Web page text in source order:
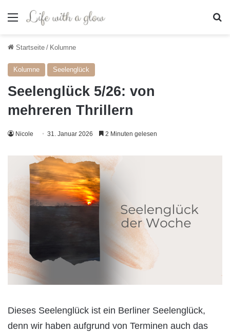
Menü
Startseite / Kolumne
Kolumne Seelenglück
Seelenglück 5/26: von
mehreren Thrillern
Nicole 31. Januar 2026 2 Minuten gelesen
Dieses Seelenglück ist ein Berliner Seelenglück,
denn wir haben aufgrund von Terminen auch das